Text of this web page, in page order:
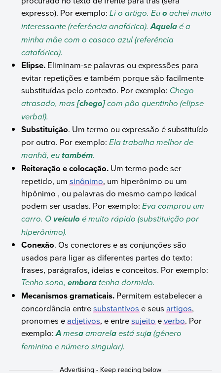
expresso). Por exemplo:Li o artigo. Euo achei muito
interessante (referência anafórica).Aquela é a
minha mãe com o casaco azul (referência
catafórica).
Elipse. Eliminam-se palavras ou expressões para
evitar repetições e também porque são facilmente
substituídas pelo contexto. Por exemplo: Chego
atrasado, mas[chego]com pão quentinho (elipse
verbal).
Substituição. Um termo ou expressão é substituído
por outro. Por exemplo:Ela trabalha melhor de
manhã, eutambém.
Reiteração e colocação. Um termo pode ser
repetido, umsinônimo, um hiperônimo ou um
hipônimo , ou palavras do mesmo campo lexical
podem ser usadas. Por exemplo:Eva comprou um
carro. Oveículo é muito rápido (substituição por
hiperônimo).
Conexão. Os conectores e as conjunções são
usados para ligar as diferentes partes do texto:
frases, parágrafos, ideias e conceitos. Por exemplo:
Tenho sono,embora tenha dormido.
Mecanismos gramaticais. Permitem estabelecer a
concordância entresubstantivose seusartigos,
pronomes eadjetivos, e entresujeitoeverbo. Por
exemplo: A mesa amarela está suja (gênero
feminino e número singular).